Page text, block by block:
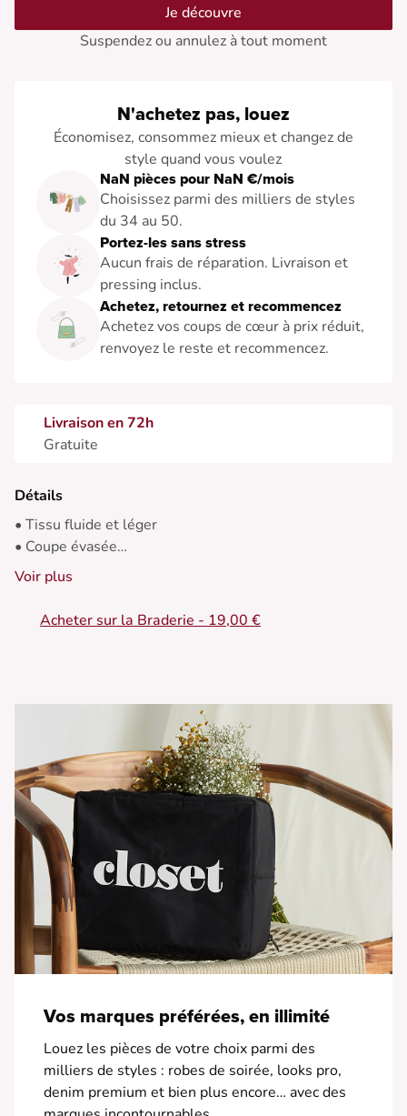
Je découvre
Suspendez ou annulez à tout moment
N'achetez pas, louez
Économisez, consommez mieux et changez de
style quand vous voulez
NaN pièces pour NaN €/mois
Choisissez parmi des milliers de styles
du 34 au 50.
Portez-les sans stress
Aucun frais de réparation. Livraison et
pressing inclus.
Achetez, retournez et recommencez
Achetez vos coups de cœur à prix réduit,
renvoyez le reste et recommencez.
Livraison en 72h
Gratuite
Détails
• Tissu fluide et léger
• Coupe évasée
• Longueur chevilles
• Col V
• Manches courtes
• Fente en bas de la robe
• Longueur du produit depuis l'épaule pour la taille S :
La robe longue évasée et imprimée, une pièce mode et
iconique de notre marque. MAELIANA s'adapte à toutes
les morphologies
Voir plus
Acheter sur la Braderie - 19,00 €
Vos marques préférées, en illimité
Louez les pièces de votre choix parmi des
milliers de styles : robes de soirée, looks pro,
denim premium et bien plus encore… avec des